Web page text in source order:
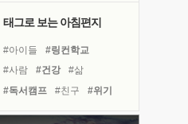
흙이 된 몸으로 출근하는 여자
꿈이 실제가 되는 것
태그로 보는 아침편지
#아이들
#링컨학교
#사람
#건강
#삶
#독서캠프
#친구
#위기